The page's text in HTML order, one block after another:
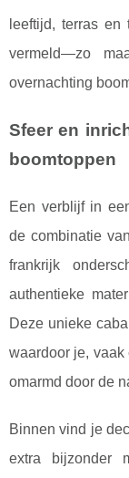
leeftijd, terras
vermeld—zo
overnachting
Sfeer en
boomtoppen
Een verblijf in
de combinatie
frankrijk
authentieke
Deze unieke
waardoor je, vaak
omarmd door de
Binnen vind je
extra bijzonder